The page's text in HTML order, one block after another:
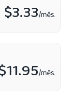
/měs.
$3.33/měs.